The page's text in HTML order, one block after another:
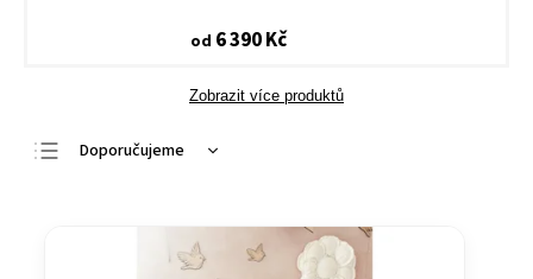
od 6 390 Kč
Zobrazit více produktů
Doporučujeme
Nejprodávanější